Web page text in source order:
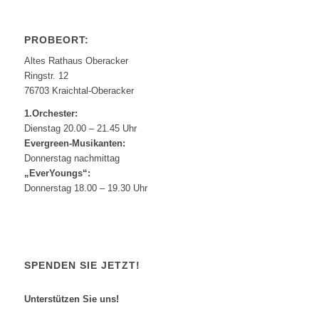
PROBEORT:
Altes Rathaus Oberacker
Ringstr. 12
76703 Kraichtal-Oberacker
1.Orchester:
Dienstag 20.00 – 21.45 Uhr
Evergreen-Musikanten:
Donnerstag nachmittag
„EverYoungs“:
Donnerstag 18.00 – 19.30 Uhr
SPENDEN SIE JETZT!
Unterstützen Sie uns!